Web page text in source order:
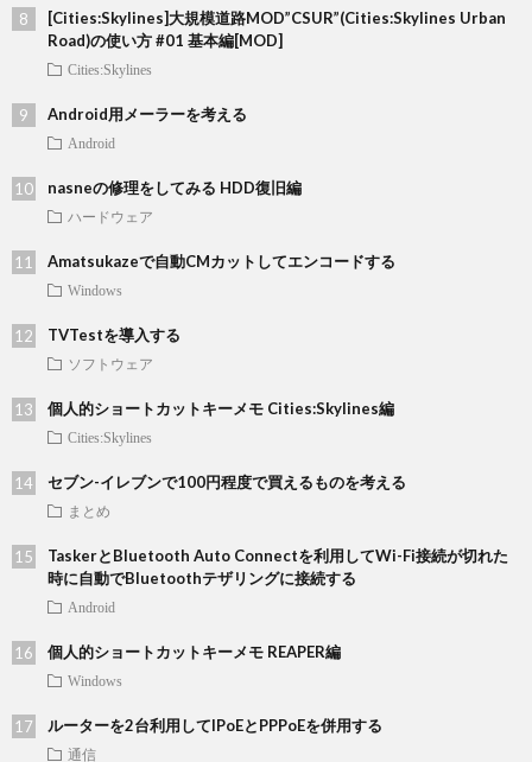
[Cities:Skylines]大規模道路MOD”CSUR”(Cities:Skylines Urban
Road)の使い方 #01 基本編[MOD]
Cities:Skylines
Android用メーラーを考える
Android
nasneの修理をしてみる HDD復旧編
ハードウェア
Amatsukazeで自動CMカットしてエンコードする
Windows
TVTestを導入する
ソフトウェア
個人的ショートカットキーメモ Cities:Skylines編
Cities:Skylines
セブン-イレブンで100円程度で買えるものを考える
まとめ
TaskerとBluetooth Auto Connectを利用してWi-Fi接続が切れた
時に自動でBluetoothテザリングに接続する
Android
個人的ショートカットキーメモ REAPER編
Windows
ルーターを2台利用してIPoEとPPPoEを併用する
通信